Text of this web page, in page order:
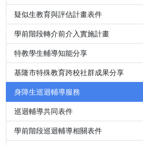
疑似生教育與評估計畫表件
學前階段轉介前介入實施計畫
特教學生輔導知能分享
基隆市特殊教育跨校社群成果分享
身障生巡迴輔導服務
巡迴輔導共同表件
學前階段巡迴輔導相關表件